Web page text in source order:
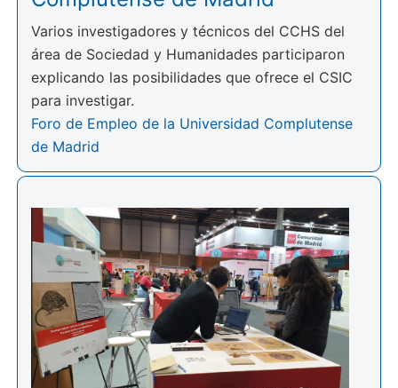
Varios investigadores y técnicos del CCHS del
área de Sociedad y Humanidades participaron
explicando las posibilidades que ofrece el CSIC
para investigar.
Foro de Empleo de la Universidad Complutense
de Madrid